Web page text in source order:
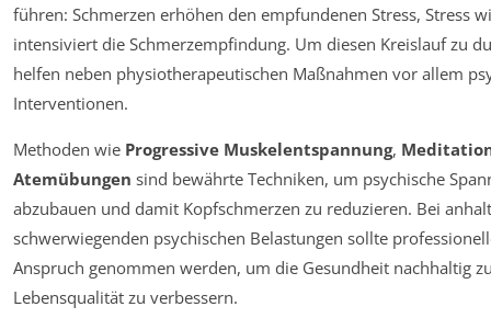
führen: Schmerzen erhöhen den empfundenen Stress, Stress
intensiviert die Schmerzempfindung. Um diesen Kreislauf zu
helfen neben physiotherapeutischen Maßnahmen vor allem
Interventionen.
Methoden wie Progressive Muskelentspannung,
Atemübungen sind bewährte Techniken, um psychische
abzubauen und damit Kopfschmerzen zu reduzieren. Bei
schwerwiegenden psychischen Belastungen sollte
Anspruch genommen werden, um die Gesundheit nachhaltig
Lebensqualität zu verbessern.